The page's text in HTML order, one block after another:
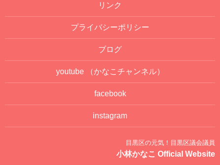
リンク
プライバシーポリシー
ブログ
youtube （かなこチャンネル）
facebook
instagram
目黒区の元気！目黒区議会議員
小林かなこ Official Website